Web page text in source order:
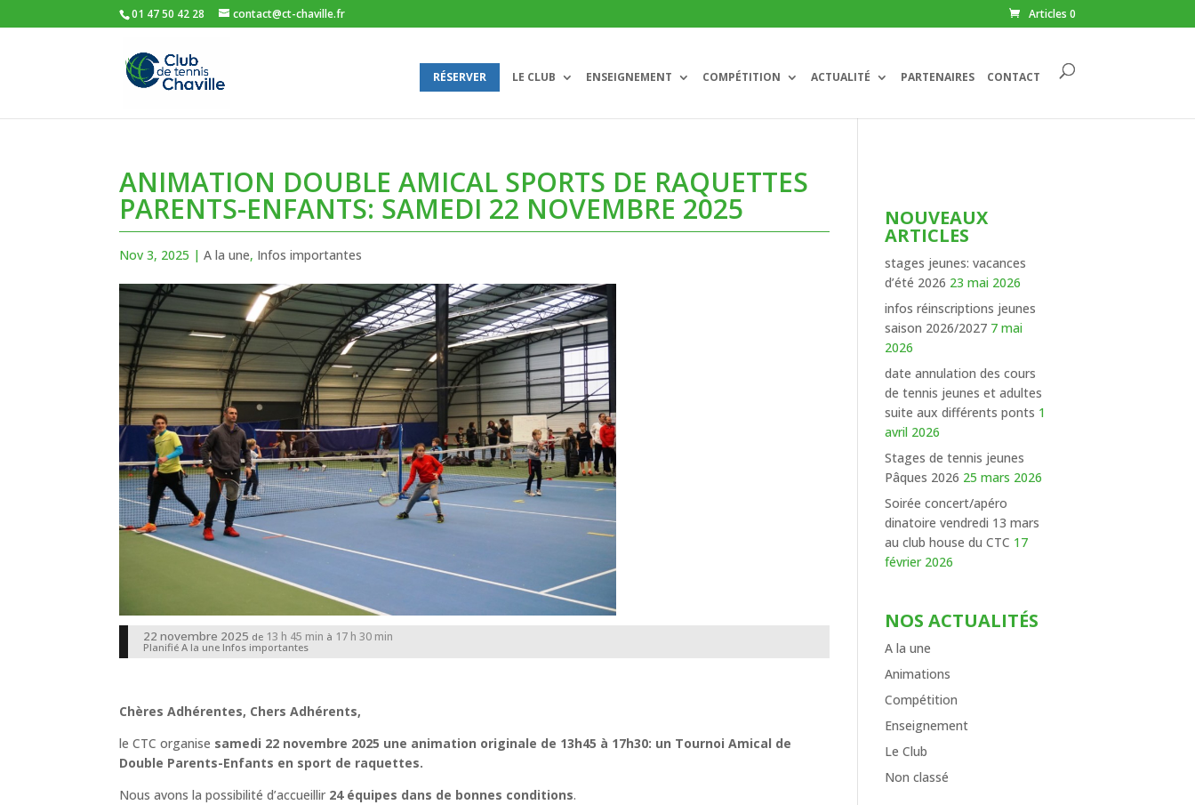
01 47 50 42 28 contact@ct-chaville.fr Articles 0
RÉSERVER LE CLUB ENSEIGNEMENT COMPÉTITION ACTUALITÉ PARTENAIRES CONTACT
ANIMATION DOUBLE AMICAL SPORTS DE RAQUETTES
PARENTS-ENFANTS: SAMEDI 22 NOVEMBRE 2025
Nov 3, 2025 |A la une, Infos importantes
22 novembre 2025 de 13 h 45 min à 17 h 30 min
Planifié A la une Infos importantes
Chères Adhérentes, Chers Adhérents,
le CTC organise samedi 22 novembre 2025 une animation originale de 13h45 à 17h30: un Tournoi Amical de
Double Parents-Enfants en sport de raquettes.
Nous avons la possibilité d’accueillir 24 équipes dans de bonnes conditions.
NOUVEAUX
ARTICLES
stages jeunes: vacances
d’été 2026 23 mai 2026
infos réinscriptions jeunes
saison 2026/2027 7 mai
2026
date annulation des cours
de tennis jeunes et adultes
suite aux différents ponts 1
avril 2026
Stages de tennis jeunes
Pâques 2026 25 mars 2026
Soirée concert/apéro
dinatoire vendredi 13 mars
au club house du CTC 17
février 2026
NOS ACTUALITÉS
A la une
Animations
Compétition
Enseignement
Le Club
Non classé